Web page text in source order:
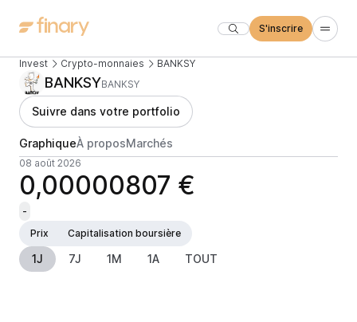
S'inscrire
Invest Crypto-monnaies BANKSY
BANKSYBANKSY
Suivre dans votre portfolio
GraphiqueÀ proposMarchés
08 août 2026
0,00000807 €
-
Prix
Capitalisation boursière
1J 7J 1M 1A TOUT